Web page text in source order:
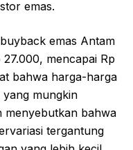
emas.
emas Antam
mencapai Rp
bahwa harga-harga
mungkin
menyebutkan bahwa
tergantung